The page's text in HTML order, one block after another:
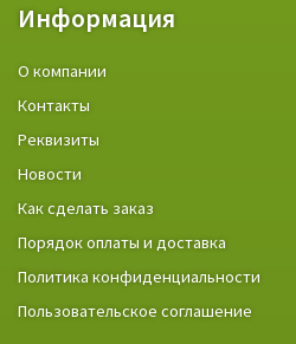
Информация
О компании
Контакты
Реквизиты
Новости
Как сделать заказ
Порядок оплаты и доставка
Политика конфиденциальности
Пользовательское соглашение